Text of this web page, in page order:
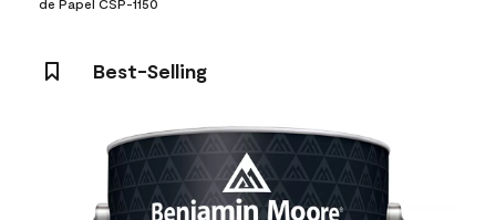
de Papel CSP-1150
Best-Selling